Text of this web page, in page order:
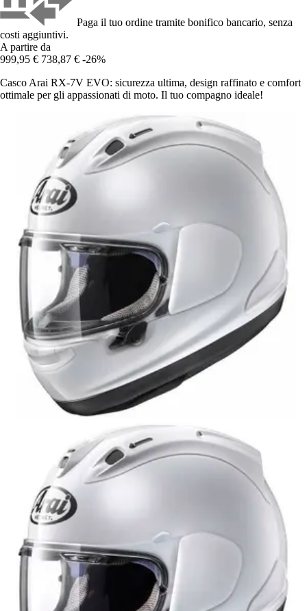
Paga il tuo ordine tramite bonifico bancario, senza
costi aggiuntivi.
A partire da
999,95 € 738,87 € -26%
Casco Arai RX-7V EVO: sicurezza ultima, design raffinato e comfort
ottimale per gli appassionati di moto. Il tuo compagno ideale!